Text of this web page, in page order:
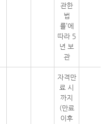
관한
법
률’에
따라 5
년 보
관
자격만
료 시
까지
(만료
이후